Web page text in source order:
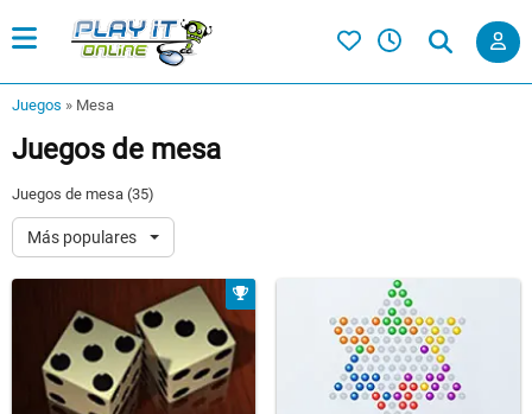
Juegos » Mesa
Juegos de mesa
Juegos de mesa (35)
Más populares